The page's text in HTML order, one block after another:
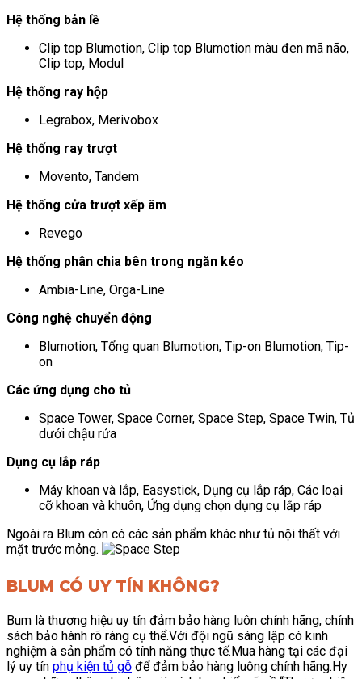
Hệ thống bản lề
Clip top Blumotion, Clip top Blumotion màu đen mã não,
Clip top, Modul
Hệ thống ray hộp
Legrabox, Merivobox
Hệ thống ray trượt
Movento, Tandem
Hệ thống cửa trượt xếp âm
Revego
Hệ thống phân chia bên trong ngăn kéo
Ambia-Line, Orga-Line
Công nghệ chuyển động
Blumotion, Tổng quan Blumotion, Tip-on Blumotion, Tip-
on
Các ứng dụng cho tủ
Space Tower, Space Corner, Space Step, Space Twin, Tủ
dưới chậu rửa
Dụng cụ lắp ráp
Máy khoan và lắp, Easystick, Dụng cụ lắp ráp, Các loại
cỡ khoan và khuôn, Ứng dụng chọn dụng cụ lắp ráp
Ngoài ra Blum còn có các sản phẩm khác như tủ nội thất với
mặt trước mỏng.
BLUM CÓ UY TÍN KHÔNG?
Bum là thương hiệu uy tín đảm bảo hàng luôn chính hãng, chính
sách bảo hành rõ ràng cụ thể.Với đội ngũ sáng lập có kinh
nghiệm à sản phẩm có tính năng thực tế.Mua hàng tại các đại
lý uy tín phụ kiện tủ gỗ để đảm bảo hàng luông chính hãng.Hy